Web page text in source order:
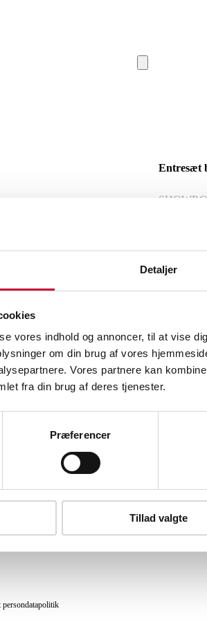
Detaljer
vores indhold og annoncer, til at vise
om din brug af vores
Vores partnere kan
fra din brug af deres tjenester.
Præferencer
Tillad valgte
Entresæt
Entresæt
69,5 cm.,
Lignende varer
og modtag nyheder samt tilbud direkte i
persondatapolitik